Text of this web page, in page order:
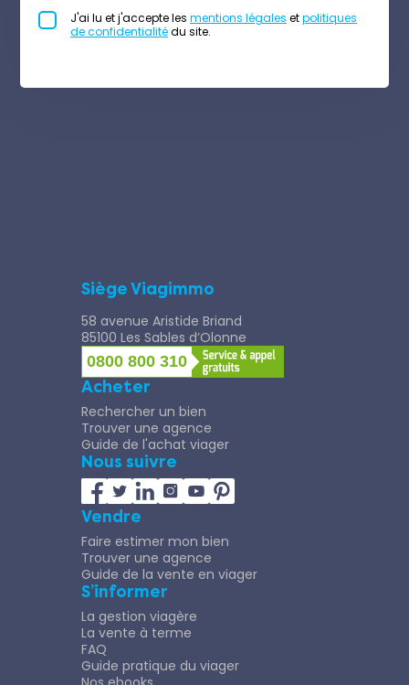
J'ai lu et j'accepte les mentions légales etpolitiques
de confidentialitédu site.
Siège Viagimmo
58 avenue Aristide Briand
85100 Les Sables d’Olonne
0800 800 310
Acheter
Rechercher un bien
Trouver une agence
Guide de l'achat viager
Nous suivre
Vendre
Faire estimer mon bien
Trouver une agence
Guide de la vente en viager
S’informer
La gestion viagère
La vente à terme
FAQ
Guide pratique du viager